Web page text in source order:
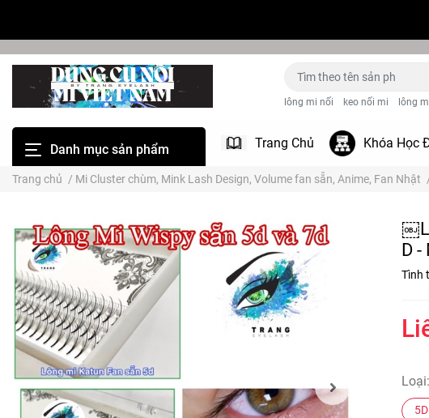
lông mi nối keo nối mi lông
Danh mục sản phẩm Trang Chủ Khóa Học
Trang chủ / Mi Cluster chùm, Mink Lash Design, Volume fan sẵn, Anime, Fan Nhật
D -
Tình
Loại: